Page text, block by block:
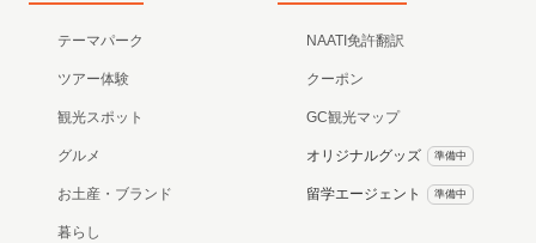
テーマパーク
ツアー体験
観光スポット
グルメ
お土産・ブランド
暮らし
NAATI免許翻訳
クーポン
GC観光マップ
オリジナルグッズ 準備中
留学エージェント 準備中